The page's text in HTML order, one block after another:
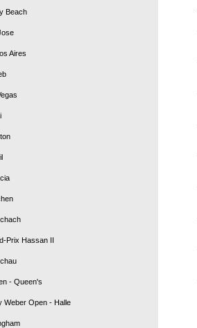
Beach
Aires
Prix Hassan II
- Queen's
Weber Open - Halle